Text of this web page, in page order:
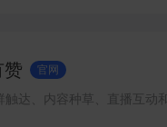
官网
达、内容种草、直播互动